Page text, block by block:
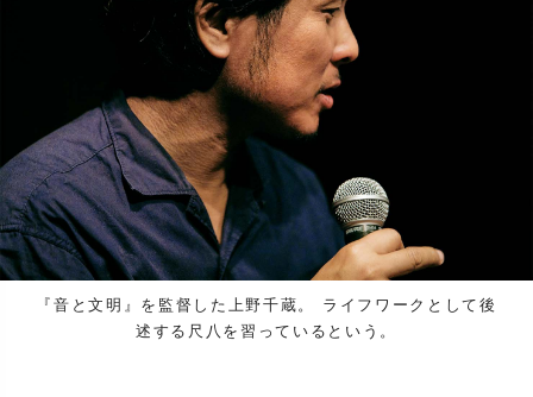
『音と文明』を監督した上野千蔵。 ライフワークとして後
述する尺八を習っているという。